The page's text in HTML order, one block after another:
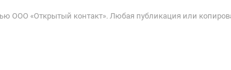
ООО «Открытый контакт». Любая публикация или